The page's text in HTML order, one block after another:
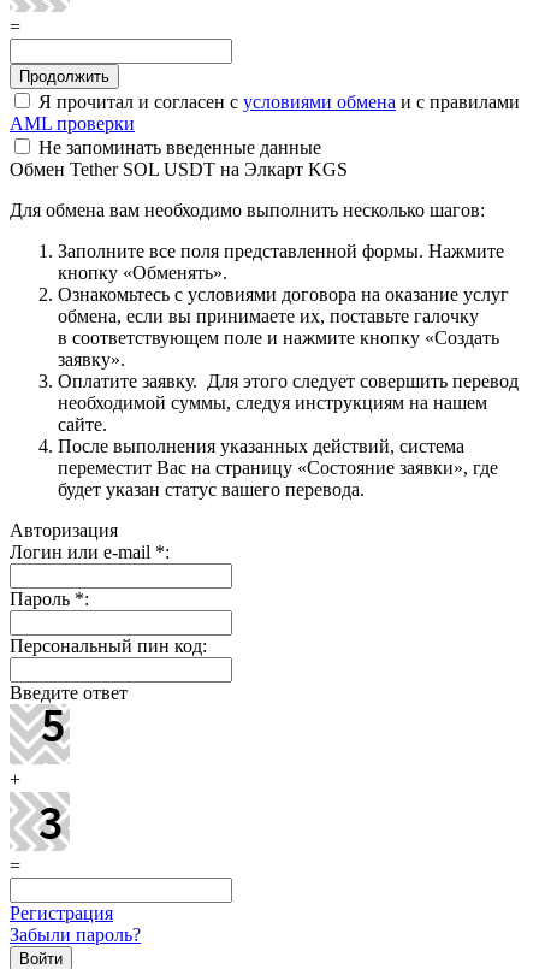
=
Я прочитал и согласен с условиями обмена и с правилами
AML проверки
Не запоминать введенные данные
Обмен Tether SOL USDT на Элкарт KGS
Для обмена вам необходимо выполнить несколько шагов:
Заполните все поля представленной формы. Нажмите
кнопку «Обменять».
Ознакомьтесь с условиями договора на оказание услуг
обмена, если вы принимаете их, поставьте галочку
в соответствующем поле и нажмите кнопку «Создать
заявку».
Оплатите заявку. Для этого следует совершить перевод
необходимой суммы, следуя инструкциям на нашем
сайте.
После выполнения указанных действий, система
переместит Вас на страницу «Состояние заявки», где
будет указан статус вашего перевода.
Авторизация
Логин или e-mail *:
Пароль *:
Персональный пин код:
Введите ответ
+
=
Регистрация
Забыли пароль?